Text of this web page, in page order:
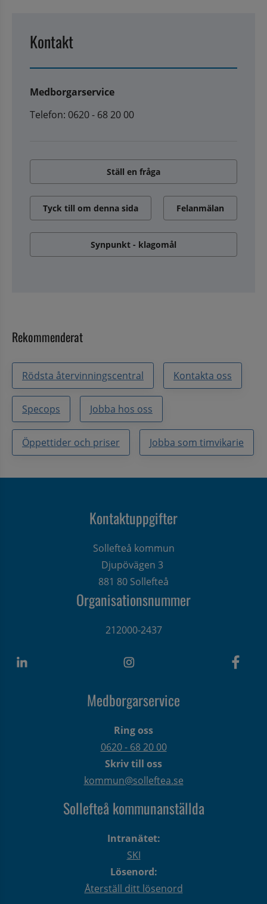
Kontakt
Medborgarservice
Telefon: 0620 - 68 20 00
Ställ en fråga
Tyck till om denna sida Felanmälan
Synpunkt - klagomål
Rekommenderat
Rödsta återvinningscentral Kontakta oss
Specops Jobba hos oss
Öppettider och priser Jobba som timvikarie
Kontaktuppgifter
Sollefteå kommun
Djupövägen 3
881 80 Sollefteå
Organisationsnummer
212000-2437
Medborgarservice
Ring oss
0620 - 68 20 00
Skriv till oss
kommun@solleftea.se
Sollefteå kommunanställda
Intranätet:
SKI
Lösenord:
Återställ ditt lösenord